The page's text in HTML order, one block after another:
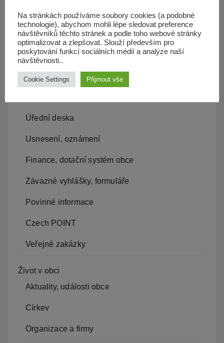
Územní plán
Občan server
Dopravní obslužnost
Obecní úřad
Úřední deska
Usnesení, oznámení
Finance, dotační systém obce
Závazné vyhlášky, formuláře
Povinné informace
Czech POINT
Veřejné zakázky
Život v obci
Aktuality, události obce
Církev
Organizace a firmy
Na stránkách používáme soubory cookies (a podobné
technologie), abychom mohli lépe sledovat preference
návštěvníků těchto stránek a podle toho webové stránky
optimalizovat a zlepšovat. Slouží především pro
poskytování funkcí sociálních médií a analýze naší
návštěvnosti..
Cookie Settings Přijmout vše